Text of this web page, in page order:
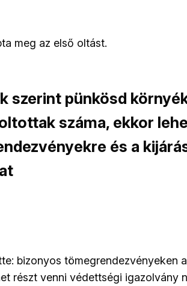
meg az első oltást.
szerint pünkösd
száma, ekkor
és a
bizonyos tömegrendezvényeken
részt venni védettségi igazolvány